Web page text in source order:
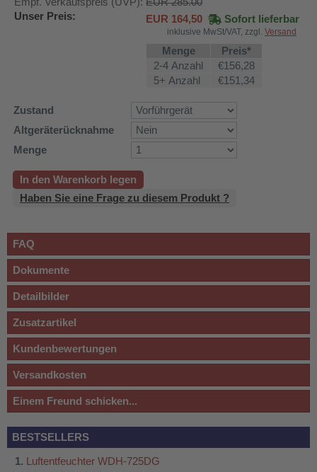
Unser Preis:
EUR 164,50 Sofort lieferbar
inklusive MwSt/VAT, zzgl. Versand
Menge
Preis*
2-4 Anzahl
€156,28
5+ Anzahl
€151,34
Zustand
Altgeräterücknahme
Menge
In den Warenkorb legen
Haben Sie eine Frage zu diesem Produkt ?
FAQ
Dokumente
Detailbilder
Zusatzartikel
Kundenbewertungen
Versandkosten
Einem Freund schicken...
BESTSELLERS
Luftentfeuchter WDH-725DG